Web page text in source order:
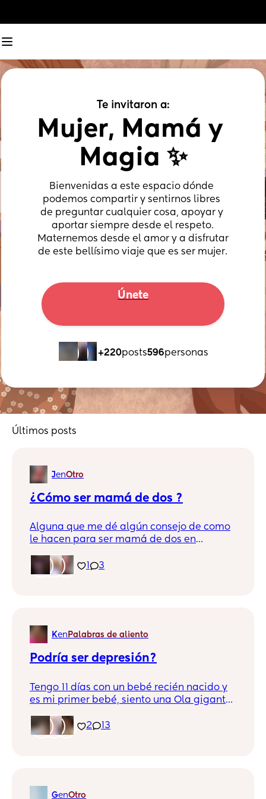
Te invitaron a:
Mujer, Mamá y
Magia ✨
Bienvenidas a este espacio dónde
podemos compartir y sentirnos libres
de preguntar cualquier cosa, apoyar y
aportar siempre desde el respeto.
Maternemos desde el amor y a disfrutar
de este bellísimo viaje que es ser mujer.
Únete
+220posts596personas
Últimos posts
JenOtro
¿Cómo ser mamá de dos ?
Alguna que me dé algún consejo de como
le hacen para ser mamá de dos en
tiempo, como sacan tiempo para ustedes ?
3
Ken Palabras de aliento
Podría ser depresión?
Tengo 11 días con un bebé recién nacido y
es mi primer bebé, siento una Ola gigante
llevamos mal hipocresía por las cuatro
esquina, ahora mismo no puedo mudarme
embarazada esa llama de amor eh
2 13
GenOtro